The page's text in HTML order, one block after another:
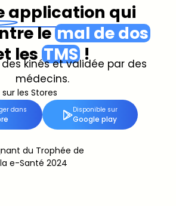
application qui
lemal de dos
lesTMS!
kinés et validée par des
médecins.
les Stores
dans Disponible sur
Google play
du Trophée de
la e-Santé 2024